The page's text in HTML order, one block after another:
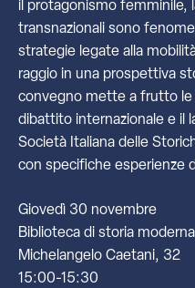
il protagonismo femminile,
transnazionali sono
strategie legate alla
raggio in una prospettiva
convegno mette a frutto le
dibattito internazionale e il
Società Italiana delle
con specifiche esperienze
Giovedì 30 novembre
Biblioteca di storia
Michelangelo Caetani, 32
15:00-15:30